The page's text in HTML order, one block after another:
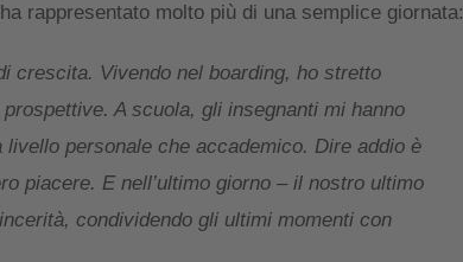
rappresentato molto più di una semplice giornata:
crescita. Vivendo nel boarding, ho stretto
A scuola, gli insegnanti mi hanno
personale che accademico. Dire addio è
piacere. E nell’ultimo giorno – il nostro ultimo
condividendo gli ultimi momenti con